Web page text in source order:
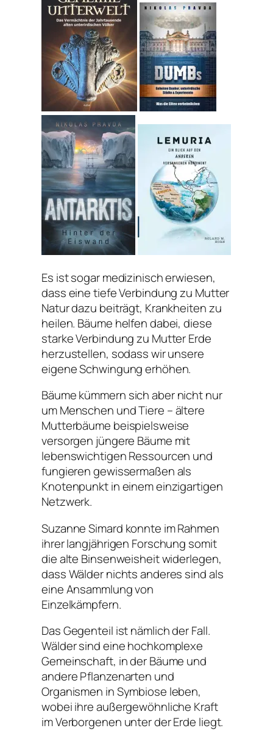
Es ist sogar medizinisch erwiesen,
dass eine tiefe Verbindung zu Mutter
Natur dazu beiträgt, Krankheiten zu
heilen. Bäume helfen dabei, diese
starke Verbindung zu Mutter Erde
herzustellen, sodass wir unsere
eigene Schwingung erhöhen.
Bäume kümmern sich aber nicht nur
um Menschen und Tiere – ältere
Mutterbäume beispielsweise
versorgen jüngere Bäume mit
lebenswichtigen Ressourcen und
fungieren gewissermaßen als
Knotenpunkt in einem einzigartigen
Netzwerk.
Suzanne Simard konnte im Rahmen
ihrer langjährigen Forschung somit
die alte Binsenweisheit widerlegen,
dass Wälder nichts anderes sind als
eine Ansammlung von
Einzelkämpfern.
Das Gegenteil ist nämlich der Fall.
Wälder sind eine hochkomplexe
Gemeinschaft, in der Bäume und
andere Pflanzenarten und
Organismen in Symbiose leben,
wobei ihre außergewöhnliche Kraft
im Verborgenen unter der Erde liegt.